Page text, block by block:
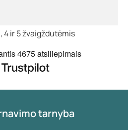
4 ir 5 žvaigždutėmis
4675 atsiliepimais
tarnyba